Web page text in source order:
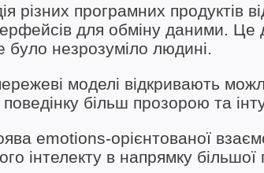
різних програмних продуктів
для обміну даними. Це
було незрозуміло людині.
моделі відкривають
більш прозорою та
emotions-орієнтованої
інтелекту в напрямку більшої